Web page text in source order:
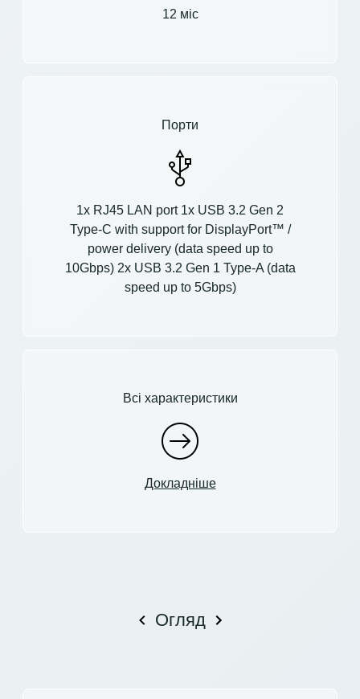
12 міс
Порти
1x RJ45 LAN port 1x USB 3.2 Gen 2
Type-C with support for DisplayPort™ /
power delivery (data speed up to
10Gbps) 2x USB 3.2 Gen 1 Type-A (data
speed up to 5Gbps)
Всі характеристики
Докладніше
Огляд